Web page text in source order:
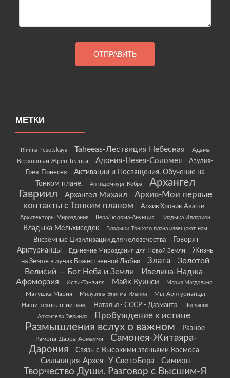
МЕТКИ
Rimma Pesotskaya Taheeas-Лествиция Небесная
Адама-
Верховный Жрец Телоса
Адония-Невея-Соломея
Азулия-
Грея-Понесея
Активации и Посвящения. Обучение на
Тонком плане.
Антидемиург Кобра
Архангел
Гавриил
Архангел Михаил
Архив-Мои первые
контакты с Тонким планом
Архив Хроник Акаши
Архитекторы Мироздания ВераЛюдома-Анунция Владыка Илларион
Владыка Мельхиседек Владыки Тонкого плана извещают нам
Внеземные Цивилизации для человечества
Говорят
Арктурианцы
Единение Мироздания для Новой Земли
Жизнь
на Земле в лучах Божественной Любви
Злата
Золотой
Велисий — Бог Неба и Земли
Ивелина-Наджа-
Афоморзия
Исти-Танзиля Майк Куинси Мария Магдалина
Матушка Мария Милузина-Энигма-Илания
Мы-Арктурианцы.
Наши технологии вам.
Наталья - СССР - Даэманта
Послания
Архангела Гавриила
Пробуждение к истине
Размышления вслух о важном Разное
Рамона-Даэра-Аомаумя
Самонея-Житаяра-
Дарония
Связь с Высокими звеньями Космоса
Сильвиция-Архея- У-СветоБора Симион
Творчество Души. Разговор с Высшим-Я